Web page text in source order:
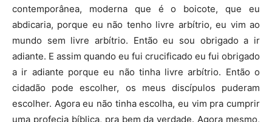
contemporânea, moderna que é o boicote, que eu
abdicaria, porque eu não tenho livre arbítrio, eu vim ao
mundo sem livre arbítrio. Então eu sou obrigado a ir
adiante. E assim quando eu fui crucificado eu fui obrigado
a ir adiante porque eu não tinha livre arbítrio. Então o
cidadão pode escolher, os meus discípulos puderam
escolher. Agora eu não tinha escolha, eu vim pra cumprir
uma profecia bíblica, pra bem da verdade. Agora mesmo,